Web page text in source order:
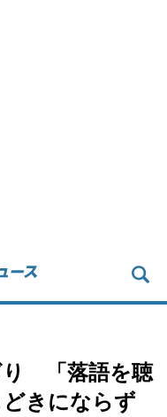
り 「落語を聴
きにならず